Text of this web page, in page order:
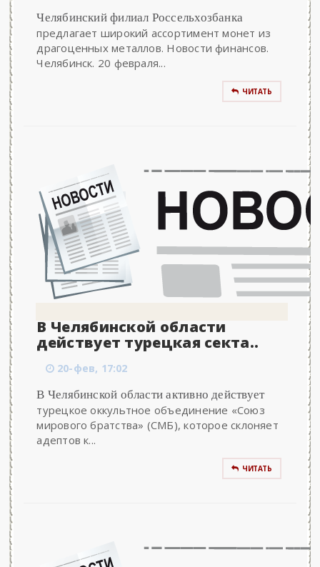
Челябинский филиал Россельхозбанка
предлагает широкий ассортимент монет из
драгоценных металлов. Новости финансов.
Челябинск. 20 февраля...
ЧИТАТЬ
В Челябинской области
действует турецкая секта..
20-фев, 17:02
В Челябинской области активно действует
турецкое оккультное объединение «Союз
мирового братства» (СМБ), которое склоняет
адептов к...
ЧИТАТЬ